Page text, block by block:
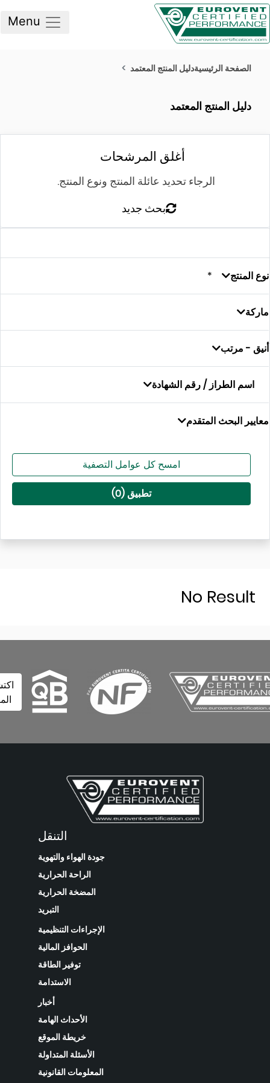
الرئيسيةدليل المنتج المعتمد
المنتج المعتمد
أغلق المرشحات
الرجاء تحديد عائلة المنتج ونوع المنتج.
بحث جديد
مرتب
الطراز / رقم الشهادة
البحث المتقدم
امسح كل عوامل التصفية
تطبيق (0
)
No
اكتشف
المزيد
التنقل
جودة الهواء والتهوية
الراحة الحرارية
المضخة الحرارية
الإجراءات التنظيمية
الحوافز المالية
توفير الطاقة
الاستدامة
الأحداث الهامة
خريطة الموقع
الأسئلة المتداولة
المعلومات القانونية